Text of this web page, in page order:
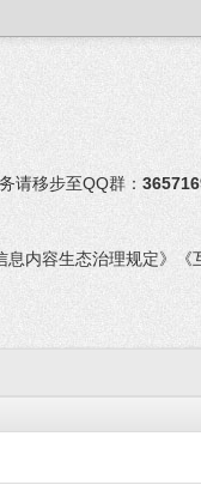
请移步至QQ群：
内容生态治理规定》《